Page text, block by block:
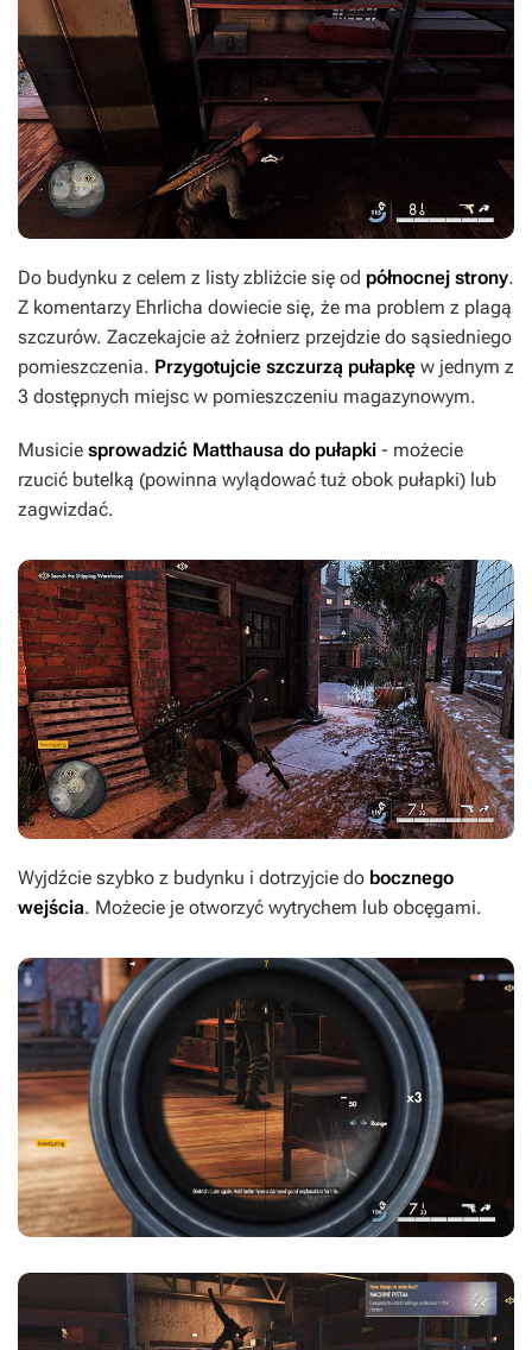
Do budynku z celem z listy zbliżcie się od północnej strony.
Z komentarzy Ehrlicha dowiecie się, że ma problem z plagą
szczurów. Zaczekajcie aż żołnierz przejdzie do sąsiedniego
pomieszczenia. Przygotujcie szczurzą pułapkę w jednym z
3 dostępnych miejsc w pomieszczeniu magazynowym.
Musicie sprowadzić Matthausa do pułapki - możecie
rzucić butelką (powinna wylądować tuż obok pułapki) lub
zagwizdać.
Wyjdźcie szybko z budynku i dotrzyjcie do bocznego
wejścia. Możecie je otworzyć wytrychem lub obcęgami.